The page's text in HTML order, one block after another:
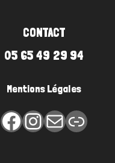
CONTACT
05 65 49 29 94
Mentions Légales
FacebookInstagram
E-mail Lien